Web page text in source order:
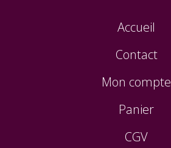
Accueil
Contact
Mon compte
Panier
CGV